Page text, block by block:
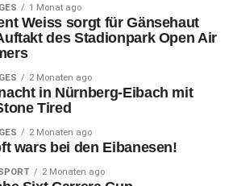
und die Fans der IceTigers kamen wieder
ARENA und waren aufmerksame
Tore fielen und es noch einiges zu
Anwesenden doch einiges
1 Monat ago
Weiss sorgt für Gänsehaut
des Stadionpark Open Air
2 Monaten ago
in Nürnberg-Eibach mit
Tired
2 Monaten ago
wars bei den Eibanesen!
2 Monaten ago